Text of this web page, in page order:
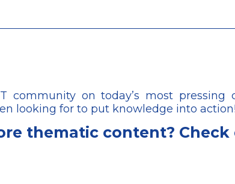
community on today’s most
looking for to put knowledge into action!
thematic content?